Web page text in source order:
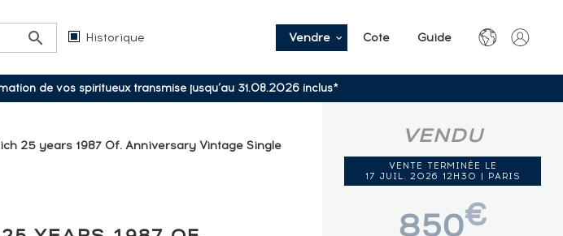
Historique Vendre Cote Guide
de vos spiritueux transmise jusqu’au 31.08.2026 inclus*
25 years 1987 Of. Anniversary Vintage Single
VENDU
VENTE TERMINÉE LE
17 JUIL. 2026 12H30 | PARIS
€